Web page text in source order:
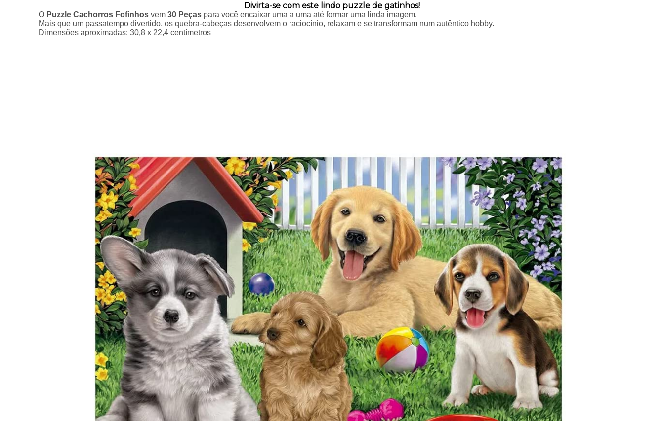
Divirta-se com este lindo puzzle de gatinhos!
O Puzzle Cachorros Fofinhos vem 30 Peças para você encaixar uma a uma até formar uma linda imagem.
Mais que um passatempo divertido, os quebra-cabeças desenvolvem o raciocínio, relaxam e se transformam num autêntico hobby.
Dimensões aproximadas: 30,8 x 22,4 centímetros